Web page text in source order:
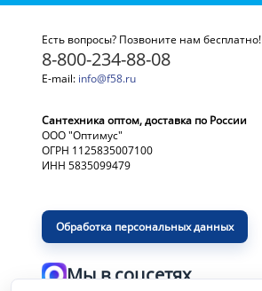
Есть вопросы? Позвоните нам бесплатно!
8-800-234-88-08
E-mail: info@f58.ru
Сантехника оптом, доставка по России
ООО "Оптимус"
ОГРН 1125835007100
ИНН 5835099479
Обработка персональных данных
Мы в соцсетях